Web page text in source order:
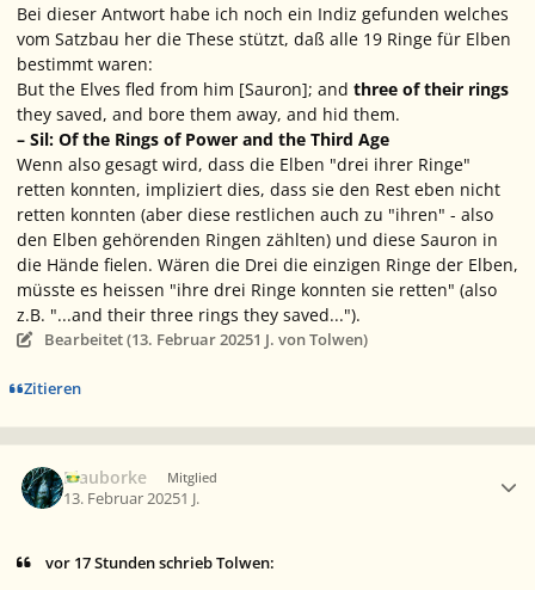
Bei dieser Antwort habe ich noch ein Indiz gefunden welches
vom Satzbau her die These stützt, daß alle 19 Ringe für Elben
bestimmt waren:
But the Elves fled from him [Sauron]; and three of their rings
they saved, and bore them away, and hid them.
– Sil: Of the Rings of Power and the Third Age
Wenn also gesagt wird, dass die Elben "drei ihrer Ringe"
retten konnten, impliziert dies, dass sie den Rest eben nicht
retten konnten (aber diese restlichen auch zu "ihren" - also
den Elben gehörenden Ringen zählten) und diese Sauron in
die Hände fielen. Wären die Drei die einzigen Ringe der Elben,
müsste es heissen "ihre drei Ringe konnten sie retten" (also
z.B. "...and their three rings they saved...").
Bearbeitet (13. Februar 20251 J. von Tolwen)
Zitieren
Blauborke Mitglied
13. Februar 20251 J.
vor 17 Stunden schrieb Tolwen: